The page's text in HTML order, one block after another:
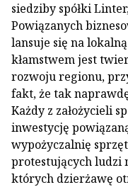
siedziby spółki
Powiązanych
lansuje się na
kłamstwem jest
rozwoju regionu,
fakt, że tak
Każdy z założycieli
inwestycję
wypożyczalnię
protestujących ludzi
których dzierżawę